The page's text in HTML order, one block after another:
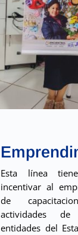
Esta línea
incentivar al
de
actividades
entidades del